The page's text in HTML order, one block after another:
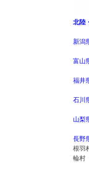
北陸
新潟
富山
福井
石川
山梨
長野
根
輪村